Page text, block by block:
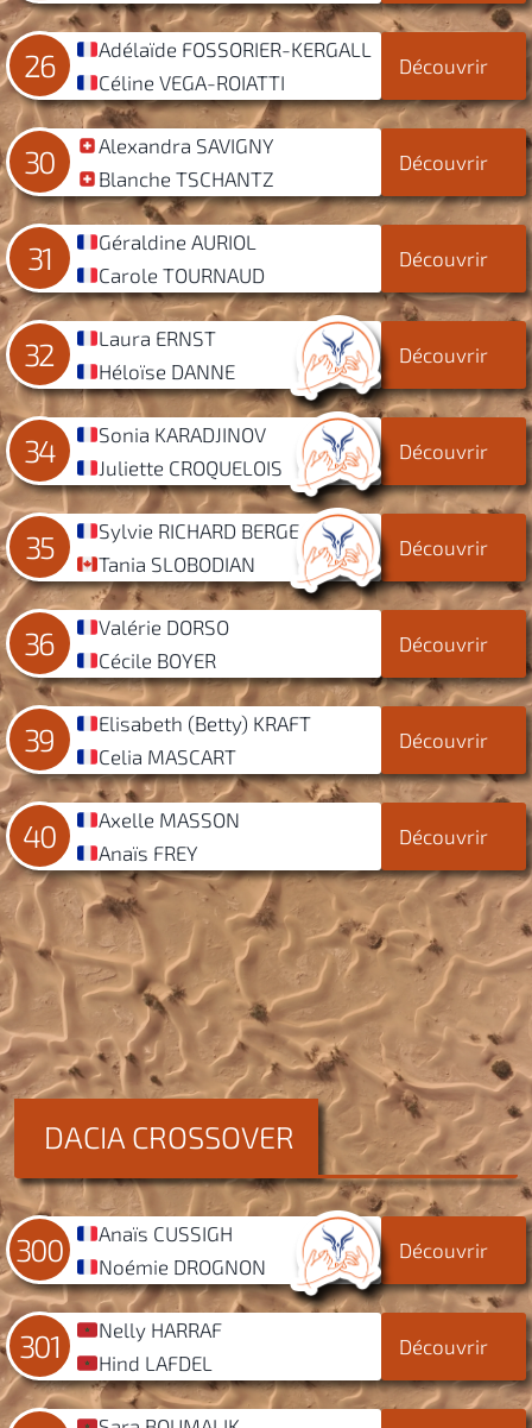
26
Adélaïde FOSSORIER-KERGALL
Céline VEGA-ROIATTI
Découvrir
30
Alexandra SAVIGNY
Blanche TSCHANTZ
Découvrir
31
Géraldine AURIOL
Carole TOURNAUD
Découvrir
32
Laura ERNST
Héloïse DANNE
Découvrir
34
Sonia KARADJINOV
Juliette CROQUELOIS
Découvrir
35
Sylvie RICHARD BERGE
Tania SLOBODIAN
Découvrir
36
Valérie DORSO
Cécile BOYER
Découvrir
39
Elisabeth (Betty) KRAFT
Celia MASCART
Découvrir
40
Axelle MASSON
Anaïs FREY
Découvrir
DACIA CROSSOVER
300
Anaïs CUSSIGH
Noémie DROGNON
Découvrir
301
Nelly HARRAF
Hind LAFDEL
Découvrir